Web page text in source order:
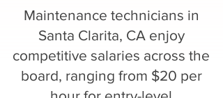
Maintenance technicians in
Santa Clarita, CA enjoy
competitive salaries across the
board, ranging from $20 per